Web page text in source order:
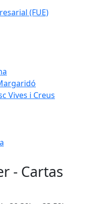
(FUE)
Vives i Creus
- Cartas